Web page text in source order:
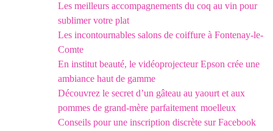
Les meilleurs accompagnements du coq au vin pour
sublimer votre plat
Les incontournables salons de coiffure à Fontenay-le-
Comte
En institut beauté, le vidéoprojecteur Epson crée une
ambiance haut de gamme
Découvrez le secret d’un gâteau au yaourt et aux
pommes de grand-mère parfaitement moelleux
Conseils pour une inscription discrète sur Facebook